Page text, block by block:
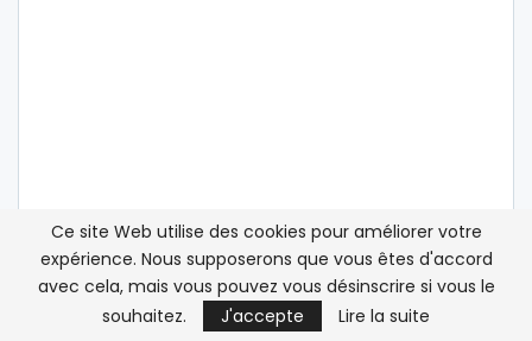
ATLASINFO SUR LES RÉSEAUX SOCIAUX
Ce site Web utilise des cookies pour améliorer votre
expérience. Nous supposerons que vous êtes d'accord
avec cela, mais vous pouvez vous désinscrire si vous le
souhaitez.
J'accepte Lire la suite